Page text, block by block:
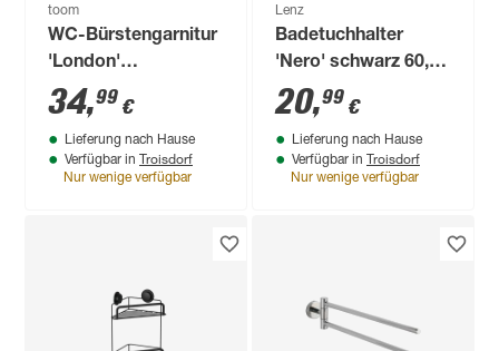
toom
WC-Bürstengarnitur
'London'
chromfarben matt
gebürstet
34,99 €
Lieferung nach Hause
Verfügbar in Troisdorf
Nur wenige verfügbar
Lenz
Badetuchhalter
'Nero' schwarz 60,9
cm
20,99 €
Lieferung nach Hause
Verfügbar in Troisdorf
Nur wenige verfügbar